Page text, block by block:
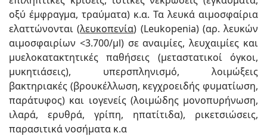
οξύ έμφραγμα, τραύματα) κ.α. Τα λευκά αιμοσφαίρια
ελαττώνονται (λευκοπενία) (Leukopenia) (αρ. λευκών
αιμοσφαιρίων <3.700/μl) σε αναιμίες, λευχαιμίες και
μυελοκατακτητικές παθήσεις (μεταστατικοί όγκοι,
μυκητιάσεις), υπερσπληνισμό, λοιμώξεις
βακτηριακές (βρουκέλλωση, κεγχροειδής φυματίωση,
παράτυφος) και ιογενείς (λοιμώδης μονοπυρήνωση,
ιλαρά, ερυθρά, γρίπη, ηπατίτιδα), ρικετσιώσεις,
παρασιτικά νοσήματα κ.α